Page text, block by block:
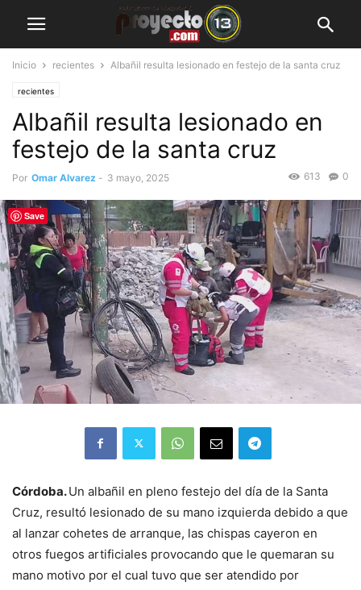
Inicio recientes Albañil resulta lesionado en festejo de la santa cruz
recientes
Albañil resulta lesionado en
festejo de la santa cruz
Por Omar Alvarez - 3 mayo, 2025 0
613
Córdoba.Un albañil en pleno festejo del día de la Santa
Cruz, resultó lesionado de su mano izquierda debido a que
al lanzar cohetes de arranque, las chispas cayeron en
otros fuegos artificiales provocando que le quemaran su
mano motivo por el cual tuvo que ser atendido por
Save